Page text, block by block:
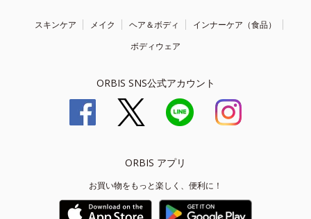
スキンケア メイク ヘア＆ボディ
インナーケア（食品）
ボディウェア
ORBIS SNS公式アカウント
ORBIS アプリ
お買い物をもっと楽しく、便利に！